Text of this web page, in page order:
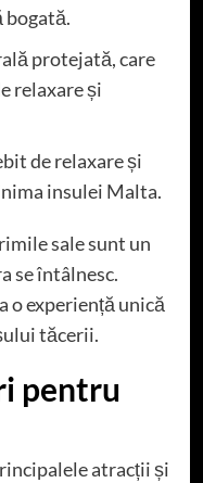
bogată.
protejată, care
relaxare și
de relaxare și
insulei Malta.
sale sunt un
se întâlnesc.
o experiență unică
tăcerii.
pentru
atracții și